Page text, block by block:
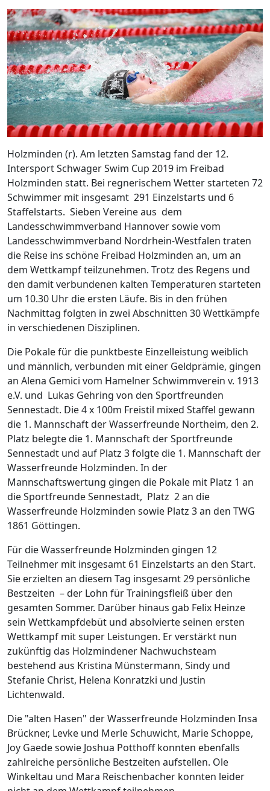
Holzminden (r). Am letzten Samstag fand der 12.
Intersport Schwager Swim Cup 2019 im Freibad
Holzminden statt. Bei regnerischem Wetter starteten 72
Schwimmer mit insgesamt 291 Einzelstarts und 6
Staffelstarts. Sieben Vereine aus dem
Landesschwimmverband Hannover sowie vom
Landesschwimmverband Nordrhein-Westfalen traten
die Reise ins schöne Freibad Holzminden an, um an
dem Wettkampf teilzunehmen. Trotz des Regens und
den damit verbundenen kalten Temperaturen starteten
um 10.30 Uhr die ersten Läufe. Bis in den frühen
Nachmittag folgten in zwei Abschnitten 30 Wettkämpfe
in verschiedenen Disziplinen.
Die Pokale für die punktbeste Einzelleistung weiblich
und männlich, verbunden mit einer Geldprämie, gingen
an Alena Gemici vom Hamelner Schwimmverein v. 1913
e.V. und Lukas Gehring von den Sportfreunden
Sennestadt. Die 4 x 100m Freistil mixed Staffel gewann
die 1. Mannschaft der Wasserfreunde Northeim, den 2.
Platz belegte die 1. Mannschaft der Sportfreunde
Sennestadt und auf Platz 3 folgte die 1. Mannschaft der
Wasserfreunde Holzminden. In der
Mannschaftswertung gingen die Pokale mit Platz 1 an
die Sportfreunde Sennestadt, Platz 2 an die
Wasserfreunde Holzminden sowie Platz 3 an den TWG
1861 Göttingen.
Für die Wasserfreunde Holzminden gingen 12
Teilnehmer mit insgesamt 61 Einzelstarts an den Start.
Sie erzielten an diesem Tag insgesamt 29 persönliche
Bestzeiten – der Lohn für Trainingsfleiß über den
gesamten Sommer. Darüber hinaus gab Felix Heinze
sein Wettkampfdebüt und absolvierte seinen ersten
Wettkampf mit super Leistungen. Er verstärkt nun
zukünftig das Holzmindener Nachwuchsteam
bestehend aus Kristina Münstermann, Sindy und
Stefanie Christ, Helena Konratzki und Justin
Lichtenwald.
Die "alten Hasen" der Wasserfreunde Holzminden Insa
Brückner, Levke und Merle Schuwicht, Marie Schoppe,
Joy Gaede sowie Joshua Potthoff konnten ebenfalls
zahlreiche persönliche Bestzeiten aufstellen. Ole
Winkeltau und Mara Reischenbacher konnten leider